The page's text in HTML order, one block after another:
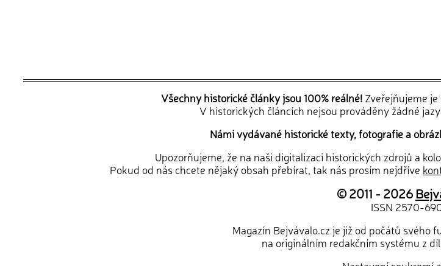
Všechny historické články jsou 100% reálné! Zveřejňujeme
V historických článcích nejsou prováděny žádné
Námi vydávané historické texty, fotografie a
Upozorňujeme, že na naši digitalizaci historických zdrojů a
Pokud od nás chcete nějaký obsah přebírat, tak nás prosím nejdříve
© 2011 - 2026
ISSN 2570-
Magazín Bejvávalo.cz je již od počátů svého
na originálním redakčním systému z